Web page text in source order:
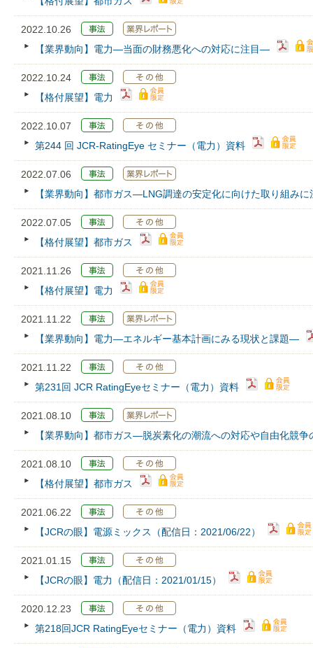
2022.10.26
【業界動向】電力―当面の財務悪化への対応に注目―
2022.10.24
【格付展望】電力
2022.10.07
第244 回 JCR‐RatingEye セミナー（電力）資料
2022.07.06
【業界動向】都市ガス—LNG調達の安定化に向けた取り組み
2022.07.05
【格付展望】都市ガス
2021.11.26
【格付展望】電力
2021.11.22
【業界動向】電力―エネルギー基本計画にみる現状と課題―
2021.11.22
第231回 JCR RatingEyeセミナー（電力）資料
2021.08.10
【業界動向】都市ガス―脱炭素化の潮流への対応や自由化競
2021.08.10
【格付展望】都市ガス
2021.06.22
【JCRの眼】電源ミックス（配信日：2021/06/22）
2021.01.15
【JCRの眼】電力（配信日：2021/01/15）
2020.12.23
第218回JCR RatingEyeセミナー（電力）資料